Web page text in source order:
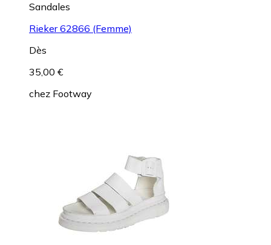
Sandales
Rieker 62866 (Femme)
Dès
35,00 €
chez Footway